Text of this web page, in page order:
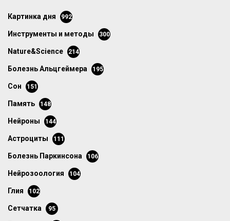
картинка дня 992
инструменты и методы 300
Nature&Science 214
болезнь Альцгеймера 195
сон 151
память 148
нейроны 144
астроциты 111
болезнь Паркинсона 106
нейрозоология 104
глия 102
сетчатка 95